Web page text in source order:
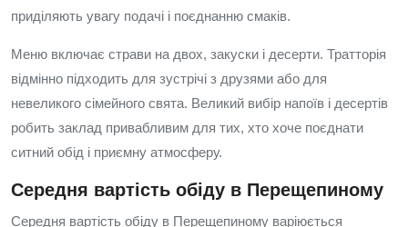
приділяють увагу подачі і поєднанню смаків.
Меню включає страви на двох, закуски і десерти. Тратторія
відмінно підходить для зустрічі з друзями або для
невеликого сімейного свята. Великий вибір напоїв і десертів
робить заклад привабливим для тих, хто хоче поєднати
ситний обід і приємну атмосферу.
Середня вартість обіду в Перещепиному
Середня вартість обіду в Перещепиному варіюється